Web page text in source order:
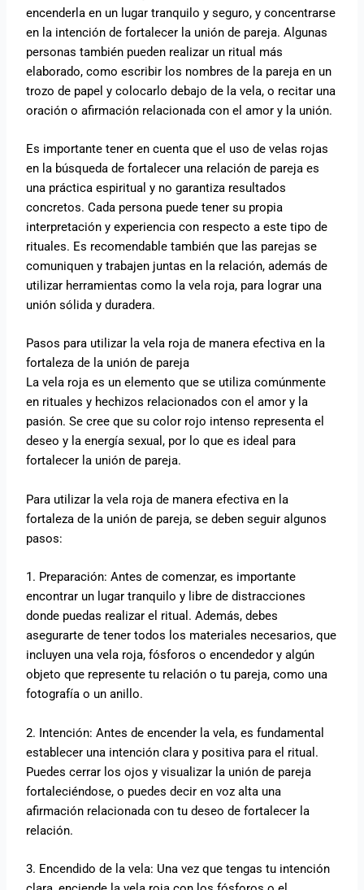
encenderla en un lugar tranquilo y seguro, y concentrarse
en la intención de fortalecer la unión de pareja. Algunas
personas también pueden realizar un ritual más
elaborado, como escribir los nombres de la pareja en un
trozo de papel y colocarlo debajo de la vela, o recitar una
oración o afirmación relacionada con el amor y la unión.
Es importante tener en cuenta que el uso de velas rojas
en la búsqueda de fortalecer una relación de pareja es
una práctica espiritual y no garantiza resultados
concretos. Cada persona puede tener su propia
interpretación y experiencia con respecto a este tipo de
rituales. Es recomendable también que las parejas se
comuniquen y trabajen juntas en la relación, además de
utilizar herramientas como la vela roja, para lograr una
unión sólida y duradera.
Pasos para utilizar la vela roja de manera efectiva en la
fortaleza de la unión de pareja
La vela roja es un elemento que se utiliza comúnmente
en rituales y hechizos relacionados con el amor y la
pasión. Se cree que su color rojo intenso representa el
deseo y la energía sexual, por lo que es ideal para
fortalecer la unión de pareja.
Para utilizar la vela roja de manera efectiva en la
fortaleza de la unión de pareja, se deben seguir algunos
pasos:
1. Preparación: Antes de comenzar, es importante
encontrar un lugar tranquilo y libre de distracciones
donde puedas realizar el ritual. Además, debes
asegurarte de tener todos los materiales necesarios, que
incluyen una vela roja, fósforos o encendedor y algún
objeto que represente tu relación o tu pareja, como una
fotografía o un anillo.
2. Intención: Antes de encender la vela, es fundamental
establecer una intención clara y positiva para el ritual.
Puedes cerrar los ojos y visualizar la unión de pareja
fortaleciéndose, o puedes decir en voz alta una
afirmación relacionada con tu deseo de fortalecer la
relación.
3. Encendido de la vela: Una vez que tengas tu intención